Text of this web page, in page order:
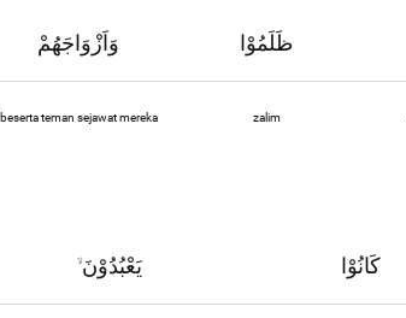
وَاَزْوَاجَهُمْ ظَلَمُوْا
beserta teman sejawat mereka zalim
ۙيَعْبُدُوْنَ كَانُوْا